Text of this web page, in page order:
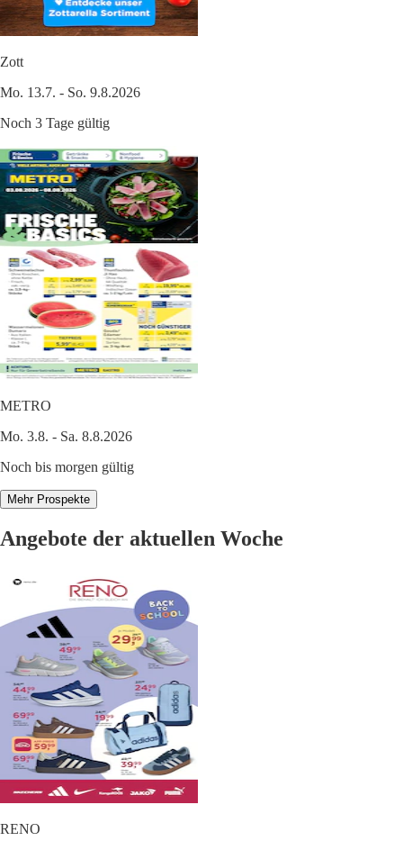
Zott
Mo. 13.7. - So. 9.8.2026
Noch 3 Tage gültig
METRO
Mo. 3.8. - Sa. 8.8.2026
Noch bis morgen gültig
Mehr Prospekte
Angebote der aktuellen Woche
RENO